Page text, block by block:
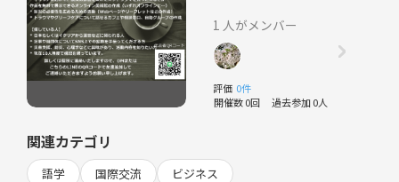
1 人がメンバー
評価 0件
開催数 0回 過去参加 0人
関連カテゴリ
語学 国際交流 ビジネス